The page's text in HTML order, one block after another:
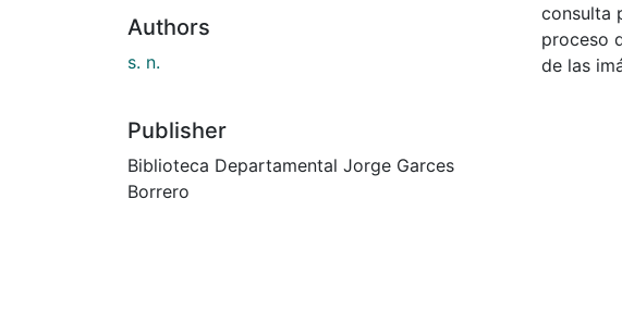
Authors
s. n.
Publisher
Biblioteca Departamental Jorge Garces
Borrero
consulta
proceso
de las